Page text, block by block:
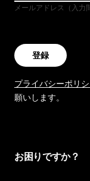
メールアドレス（入力
登録
プライバシーポリ
願いします。
お困りですか？